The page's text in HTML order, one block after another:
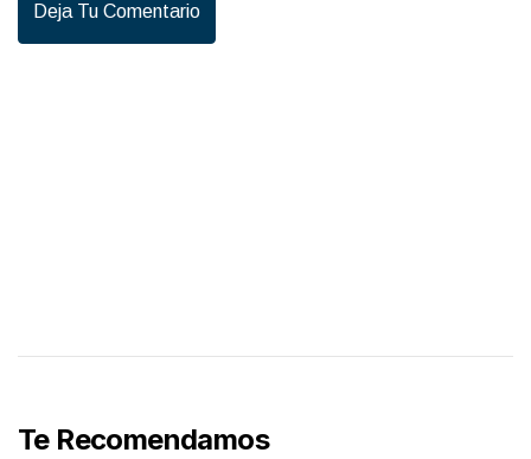
Deja Tu Comentario
Te Recomendamos